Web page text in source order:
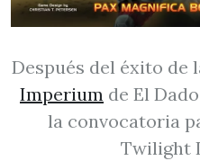
Después del éxito de
Imperium de El
la convocatoria
Twilight